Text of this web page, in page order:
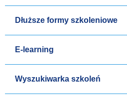
Dłuższe formy szkoleniowe
E-learning
Wyszukiwarka szkoleń